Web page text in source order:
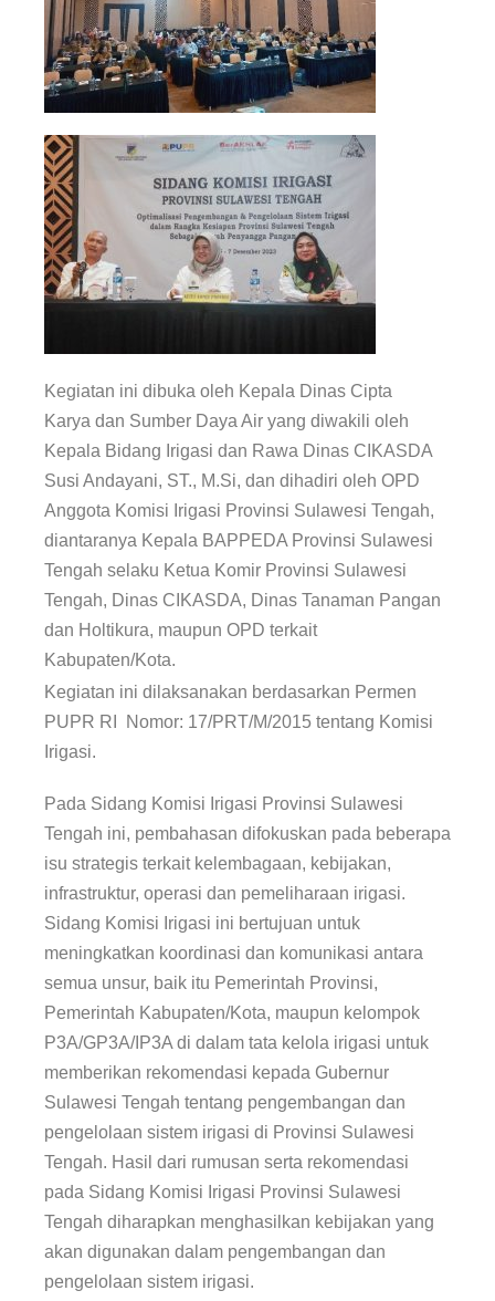
Kegiatan ini dibuka oleh Kepala Dinas Cipta
Karya dan Sumber Daya Air yang diwakili oleh
Kepala Bidang Irigasi dan Rawa Dinas CIKASDA
Susi Andayani, ST., M.Si, dan dihadiri oleh OPD
Anggota Komisi Irigasi Provinsi Sulawesi Tengah,
diantaranya Kepala BAPPEDA Provinsi Sulawesi
Tengah selaku Ketua Komir Provinsi Sulawesi
Tengah, Dinas CIKASDA, Dinas Tanaman Pangan
dan Holtikura, maupun OPD terkait
Kabupaten/Kota.
Kegiatan ini dilaksanakan berdasarkan Permen
PUPR RI Nomor: 17/PRT/M/2015 tentang Komisi
Irigasi.
Pada Sidang Komisi Irigasi Provinsi Sulawesi
Tengah ini, pembahasan difokuskan pada beberapa
isu strategis terkait kelembagaan, kebijakan,
infrastruktur, operasi dan pemeliharaan irigasi.
Sidang Komisi Irigasi ini bertujuan untuk
meningkatkan koordinasi dan komunikasi antara
semua unsur, baik itu Pemerintah Provinsi,
Pemerintah Kabupaten/Kota, maupun kelompok
P3A/GP3A/IP3A di dalam tata kelola irigasi untuk
memberikan rekomendasi kepada Gubernur
Sulawesi Tengah tentang pengembangan dan
pengelolaan sistem irigasi di Provinsi Sulawesi
Tengah. Hasil dari rumusan serta rekomendasi
pada Sidang Komisi Irigasi Provinsi Sulawesi
Tengah diharapkan menghasilkan kebijakan yang
akan digunakan dalam pengembangan dan
pengelolaan sistem irigasi.